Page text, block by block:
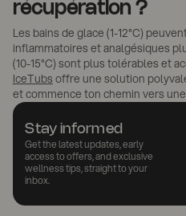
récupération ?
Les bains de glace (1-12°C)
inflammatoires et analgésiques
(10-15°C) sont plus tolérables et
IceTubs offre une solution
et commence ton chemin vers
Stay informed
Get the latest updates, early
access to offers, and exclusive
wellness tips, straight to your
inbox.